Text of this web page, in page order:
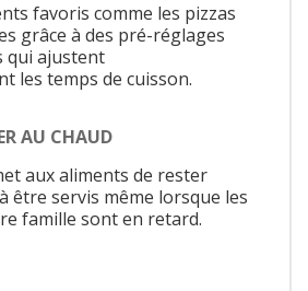
favoris comme les pizzas
grâce à des pré-réglages
qui ajustent
les temps de cuisson.
AU CHAUD
aux aliments de rester
être servis même lorsque les
famille sont en retard.